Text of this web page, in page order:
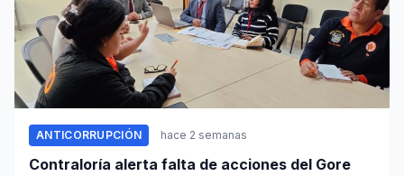
ANTICORRUPCIÓN hace 2 semanas
Contraloría alerta falta de acciones del Gore